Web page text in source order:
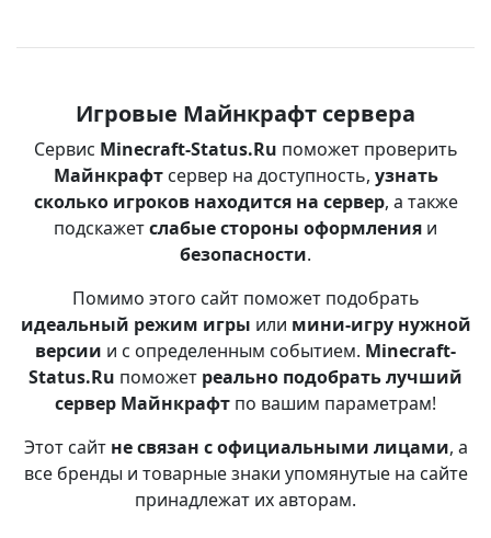
Игровые Майнкрафт сервера
Сервис Minecraft-Status.Ru поможет проверить
Майнкрафтсервер на доступность, узнать
сколько игроков находится на сервер, а также
подскажетслабые стороны оформления и
безопасности.
Помимо этого сайт поможет подобрать
идеальный режим игры или мини-игру нужной
версии и с определенным событием. Minecraft-
Status.Ru поможет реально подобрать лучший
сервер Майнкрафт по вашим параметрам!
Этот сайт не связан с официальными лицами, а
все бренды и товарные знаки упомянутые на сайте
принадлежат их авторам.